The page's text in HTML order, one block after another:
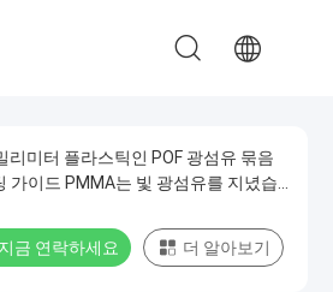
리미터 플라스틱인 POF 광섬유 묶음
가이드 PMMA는 빛 광섬유를 지녔습
지금 연락하세요 더 알아보기